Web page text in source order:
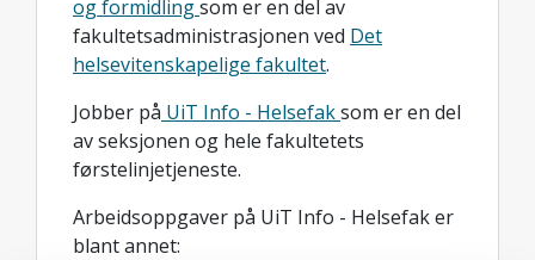
og formidlingsom er en del av
fakultetsadministrasjonen ved Det
helsevitenskapelige fakultet.
Jobber på UiT Info - Helsefaksom er en del
av seksjonen og hele fakultetets
førstelinjetjeneste.
Arbeidsoppgaver på UiT Info - Helsefak er
blant annet: